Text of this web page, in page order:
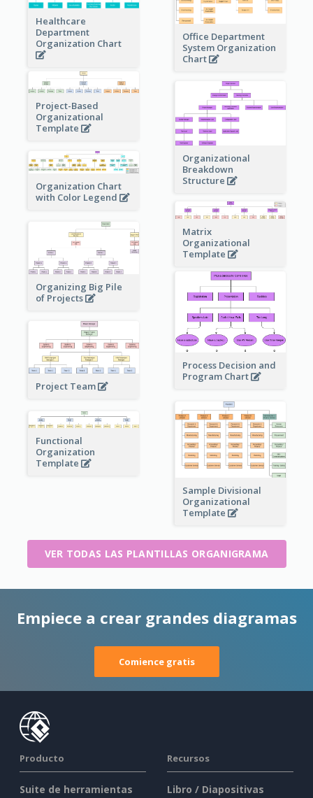
Healthcare
Department
Organization Chart
Office Department
System Organization
Chart
Project-Based
Organizational
Template
Organizational
Breakdown
Structure
Organization Chart
with Color Legend
Matrix
Organizational
Template
Organizing Big Pile
of Projects
Process Decision and
Program Chart
Project Team
Sample Divisional
Organizational
Template
Functional
Organization
Template
VER TODAS LAS PLANTILLAS ORGANIGRAMA
Empiece a crear grandes diagramas
Comience gratis
Producto
Suite de herramientas
Recursos
Libro / Diapositivas